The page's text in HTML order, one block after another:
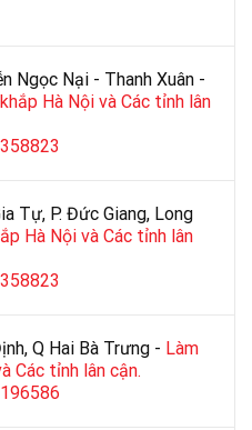
Ngọc Nại - Thanh Xuân -
Hà Nội và Các tỉnh lân
Tự, P. Đức Giang, Long
Hà Nội và Các tỉnh lân
Q Hai Bà Trưng - Làm
Các tỉnh lân cận.